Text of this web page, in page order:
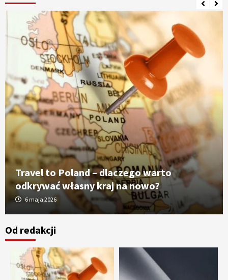
Travel to Poland – dlaczego warto
odkrywać własny kraj na nowo?
6 maja 2026
Od redakcji
3
nowoczesne technologie precyzyjnej
obróbki materiałów